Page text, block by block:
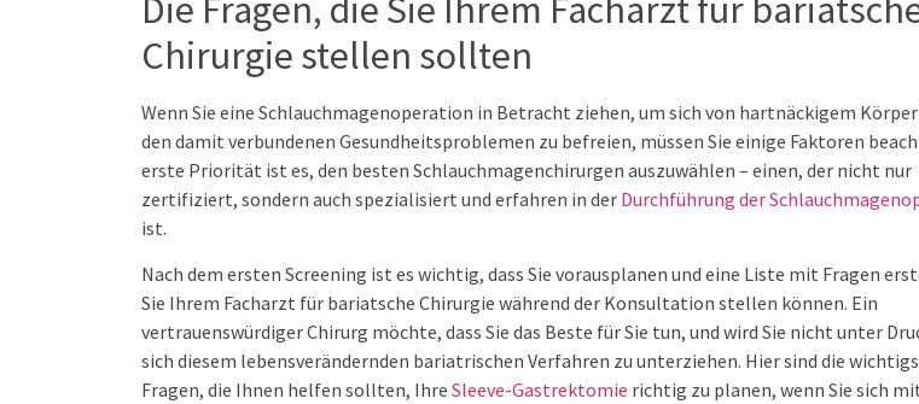
Chirurgie stellen sollten
Wenn Sie eine Schlauchmagenoperation in Betracht ziehen, um sich von hartnäckigem
den damit verbundenen Gesundheitsproblemen zu befreien, müssen Sie einige Faktoren
erste Priorität ist es, den besten Schlauchmagenchirurgen auszuwählen – einen, der nicht nur
zertifiziert, sondern auch spezialisiert und erfahren in der Durchführung der
ist.
Nach dem ersten Screening ist es wichtig, dass Sie vorausplanen und eine Liste mit Fragen
Sie Ihrem Facharzt für bariatsche Chirurgie während der Konsultation stellen können. Ein
vertrauenswürdiger Chirurg möchte, dass Sie das Beste für Sie tun, und wird Sie nicht unter
sich diesem lebensverändernden bariatrischen Verfahren zu unterziehen. Hier sind die
Fragen, die Ihnen helfen sollten, Ihre Sleeve-Gastrektomie richtig zu planen, wenn Sie sich